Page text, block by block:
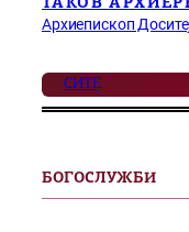
ТАКОВ
Архиепископ
СИТЕ
БОГОСЛУЖБИ